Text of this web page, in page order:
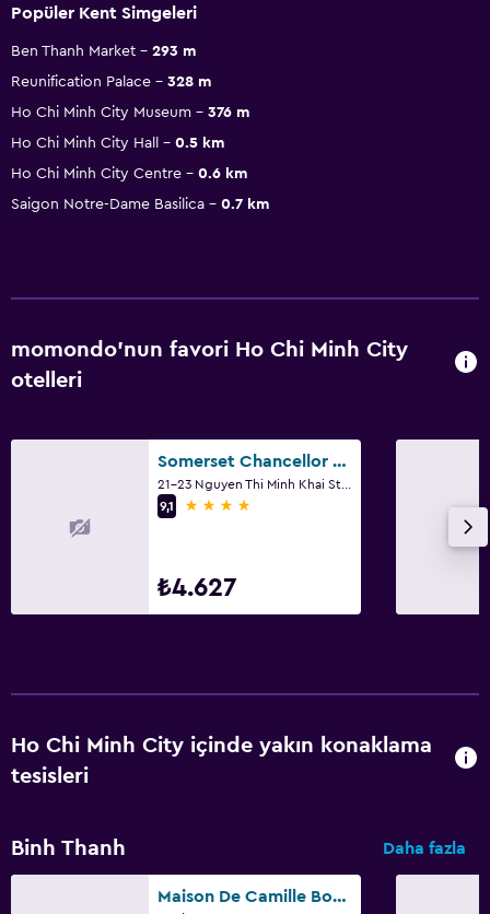
Popüler Kent Simgeleri
Ben Thanh Market
293 m
Reunification Palace
328 m
Ho Chi Minh City Museum
376 m
Ho Chi Minh City Hall
0.5 km
Ho Chi Minh City Centre
0.6 km
Saigon Notre-Dame Basilica
0.7 km
momondo'nun favori Ho Chi Minh City
otelleri
Somerset Chancellor Court Ho Chi Minh City
9,1
4 yıldız
₺4.627
Ho Chi Minh City içinde yakın konaklama
tesisleri
Binh Thanh Daha fazla
Maison De Camille Boutique Hotel